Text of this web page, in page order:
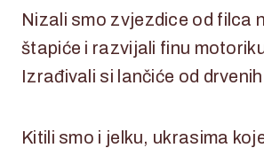
Nizali smo zvjezdice od filca
štapiće i razvijali finu
Izrađivali si lančiće od
Kitili smo i jelku, ukrasima